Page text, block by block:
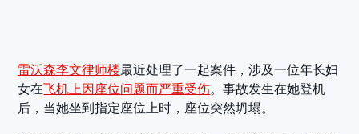
雷沃森李文律师楼最近处理了一起案件，涉及一位年长妇
女在飞机上因座位问题而严重受伤。事故发生在她登机
后，当她坐到指定座位上时，座位突然坍塌。